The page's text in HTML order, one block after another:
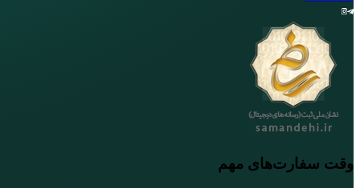
وقت سفارت‌های مهم